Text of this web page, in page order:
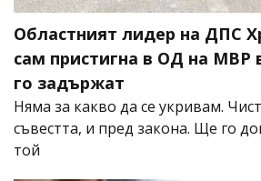
Областният лидер на ДПС
сам пристигна в ОД на МВР
го задържат
Няма за какво да се укривам.
съвестта, и пред закона. Ще го
той